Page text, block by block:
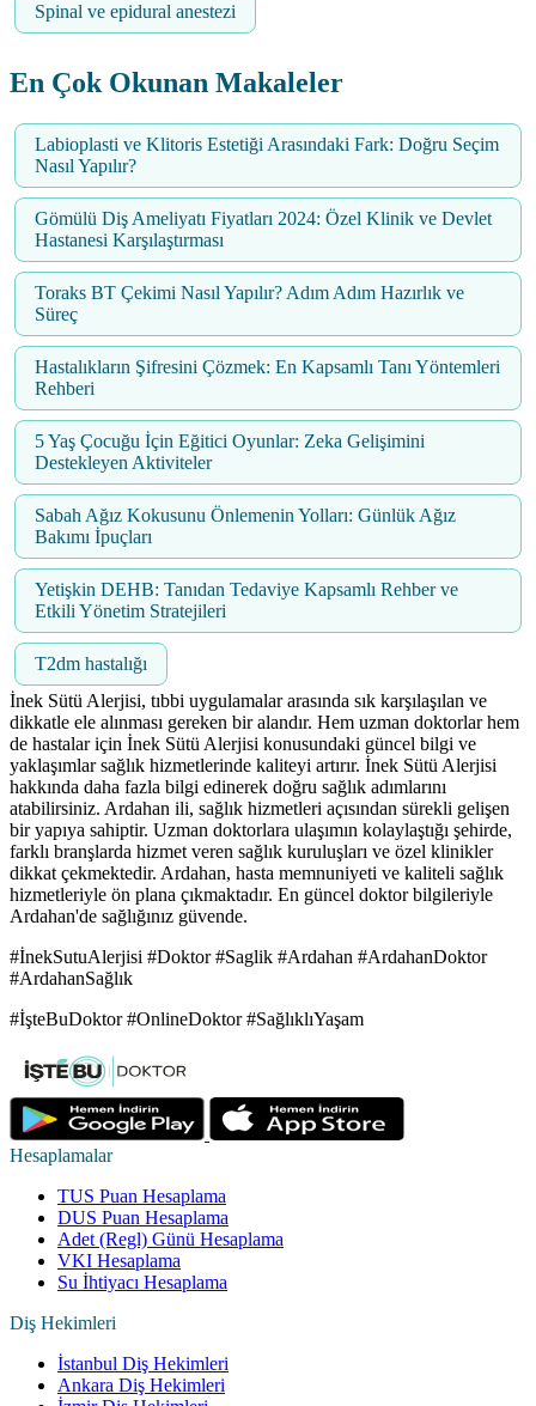
Spinal ve epidural anestezi
En Çok Okunan Makaleler
Labioplasti ve Klitoris Estetiği Arasındaki Fark: Doğru Seçim
Nasıl Yapılır?
Gömülü Diş Ameliyatı Fiyatları 2024: Özel Klinik ve Devlet
Hastanesi Karşılaştırması
Toraks BT Çekimi Nasıl Yapılır? Adım Adım Hazırlık ve
Süreç
Hastalıkların Şifresini Çözmek: En Kapsamlı Tanı Yöntemleri
Rehberi
5 Yaş Çocuğu İçin Eğitici Oyunlar: Zeka Gelişimini
Destekleyen Aktiviteler
Sabah Ağız Kokusunu Önlemenin Yolları: Günlük Ağız
Bakımı İpuçları
Yetişkin DEHB: Tanıdan Tedaviye Kapsamlı Rehber ve
Etkili Yönetim Stratejileri
T2dm hastalığı
İnek Sütü Alerjisi, tıbbi uygulamalar arasında sık karşılaşılan ve
dikkatle ele alınması gereken bir alandır. Hem uzman doktorlar hem
de hastalar için İnek Sütü Alerjisi konusundaki güncel bilgi ve
yaklaşımlar sağlık hizmetlerinde kaliteyi artırır. İnek Sütü Alerjisi
hakkında daha fazla bilgi edinerek doğru sağlık adımlarını
atabilirsiniz. Ardahan ili, sağlık hizmetleri açısından sürekli gelişen
bir yapıya sahiptir. Uzman doktorlara ulaşımın kolaylaştığı şehirde,
farklı branşlarda hizmet veren sağlık kuruluşları ve özel klinikler
dikkat çekmektedir. Ardahan, hasta memnuniyeti ve kaliteli sağlık
hizmetleriyle ön plana çıkmaktadır. En güncel doktor bilgileriyle
Ardahan'de sağlığınız güvende.
#İnekSutuAlerjisi #Doktor #Saglik #Ardahan #ArdahanDoktor
#ArdahanSağlık
#İşteBuDoktor #OnlineDoktor #SağlıklıYaşam
Hesaplamalar
TUS Puan Hesaplama
DUS Puan Hesaplama
Adet (Regl) Günü Hesaplama
VKI Hesaplama
Su İhtiyacı Hesaplama
Diş Hekimleri
İstanbul Diş Hekimleri
Ankara Diş Hekimleri